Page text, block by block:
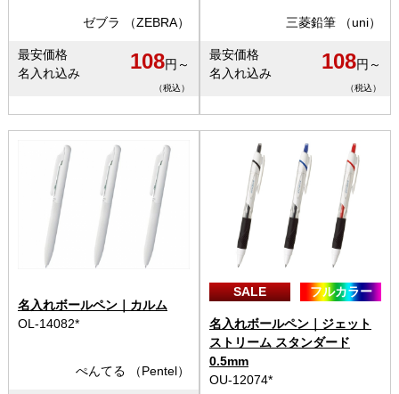
ゼブラ （ZEBRA）
最安価格
名入れ込み
108円～
（税込）
三菱鉛筆 （uni）
最安価格
名入れ込み
108円～
（税込）
名入れボールペン｜カルム
OL-14082*
ぺんてる （Pentel）
SALE フルカラー
名入れボールペン｜ジェット
ストリーム スタンダード
0.5mm
OU-12074*